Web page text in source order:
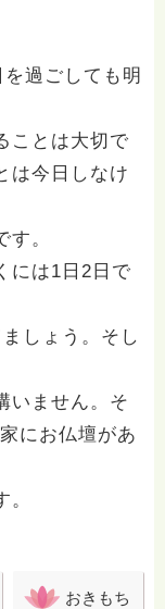
過ごしても明
ことは大切で
は今日しなけ
す。
には1日2日で
しょう。そし
いません。そ
にお仏壇があ
おきもち